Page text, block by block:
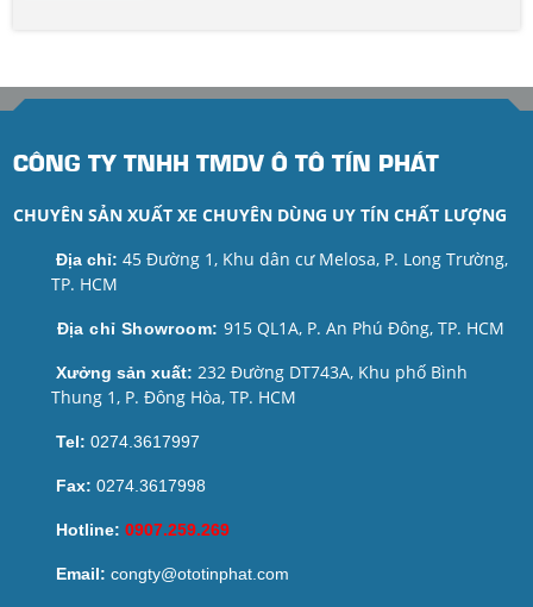
CÔNG TY TNHH TMDV Ô TÔ TÍN PHÁT
CHUYÊN SẢN XUẤT XE CHUYÊN DÙNG UY TÍN CHẤT LƯỢNG
Địa chỉ: 45 Đường 1, Khu dân cư Melosa, P. Long Trường,
TP. HCM
Địa chỉ Showroom: 915 QL1A, P. An Phú Đông, TP. HCM
Xưởng sản xuất: 232 Đường DT743A, Khu phố Bình
Thung 1, P. Đông Hòa, TP. HCM
Tel: 0274.3617997
Fax: 0274.3617998
Hotline: 0907.259.269
Email: congty@ototinphat.com